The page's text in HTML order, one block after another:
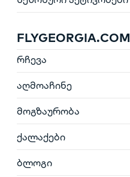
FLYGEORGIA.COM
რჩევა
აღმოაჩინე
მოგზაურობა
ქალაქები
ბლოგი